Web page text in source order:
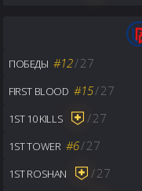
ПОБЕДЫ #12/27
FIRST BLOOD #15/27
1ST 10 KILLS /27
1ST TOWER #6/27
1ST ROSHAN /27